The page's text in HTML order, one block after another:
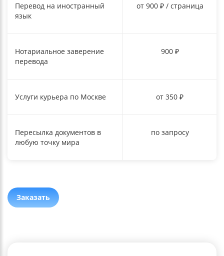
Перевод на иностранный
язык
от 900 ₽ / страница
Нотариальное заверение
перевода
900 ₽
Услуги курьера по Москве от 350 ₽
Пересылка документов в
любую точку мира
по запросу
Заказать